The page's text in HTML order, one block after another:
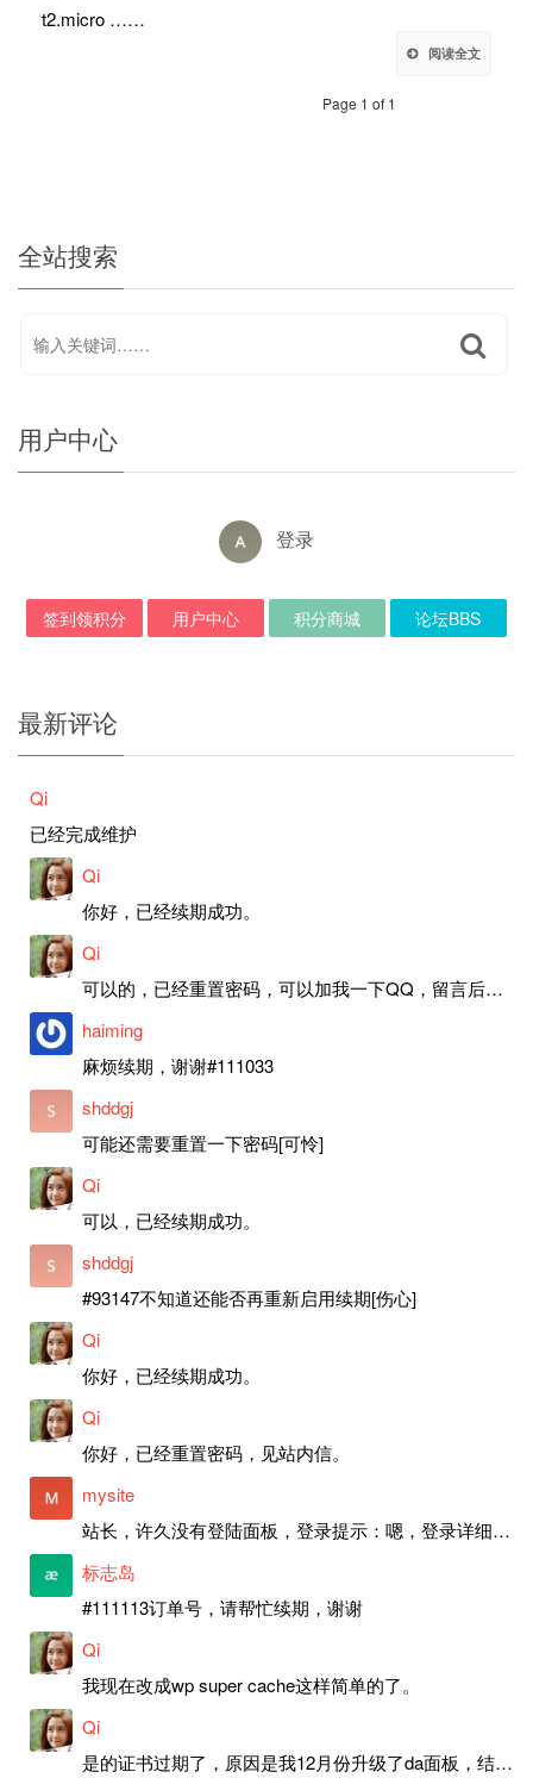
t2.micro ……
阅读全文
Page 1 of 1
全站搜索
用户中心
登录
签到领积分 用户中心 积分商城 论坛BBS
最新评论
Qi
已经完成维护
Qi
你好，已经续期成功。
Qi
可以的，已经重置密码，可以加我一下QQ，留言后我就发密码给你。
haiming
麻烦续期，谢谢#111033
shddgj
可能还需要重置一下密码[可怜]
Qi
可以，已经续期成功。
shddgj
#93147不知道还能否再重新启用续期[伤心]
Qi
你好，已经续期成功。
Qi
你好，已经重置密码，见站内信。
mysite
站长，许久没有登陆面板，登录提示：嗯，登录详细信息似乎不正确。请重试。 网站还可以正常使用。如果是密码问题请帮忙重置一下密码。谢谢。订单号：97790，账号：aa20210950。 站长，提交了工单，你回复续期成功，不过我的问题是面部登陆信息有问题，一直是初始密码，现在无法登陆，有时间麻烦排查一下。
标志岛
#111113订单号，请帮忙续期，谢谢
Qi
我现在改成wp super cache这样简单的了。
Qi
是的证书过期了，原因是我12月份升级了da面板，结果后台证书就不更新了，目前还在排查问题。切换PHP版本现在没有了，因为DA新版不支持。